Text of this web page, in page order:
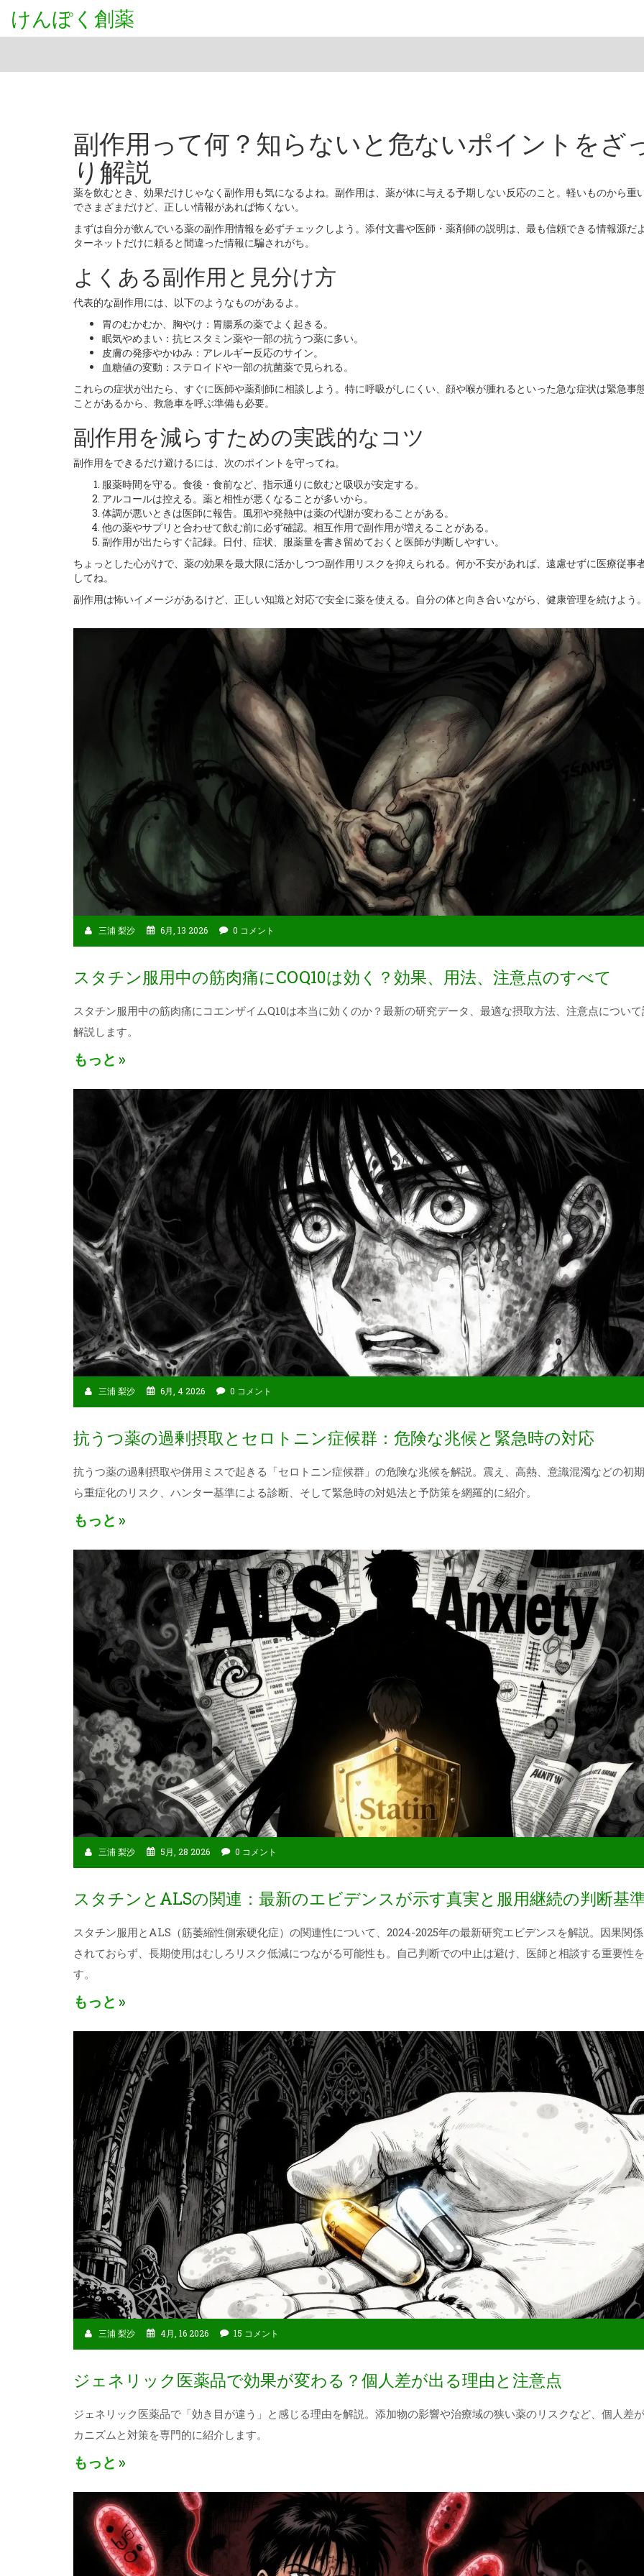
けんぽく創薬
副作用って何？知らないと危ないポイントをざ
り解説
薬を飲むとき、効果だけじゃなく副作用も気になるよね。副作用は、薬が体に与える予期しない反応のこと。軽いものから重
でさまざまだけど、正しい情報があれば怖くない。
まずは自分が飲んでいる薬の副作用情報を必ずチェックしよう。添付文書や医師・薬剤師の説明は、最も信頼できる情報源だ
ターネットだけに頼ると間違った情報に騙されがち。
よくある副作用と見分け方
代表的な副作用には、以下のようなものがあるよ。
胃のむかむか、胸やけ：胃腸系の薬でよく起きる。
眠気やめまい：抗ヒスタミン薬や一部の抗うつ薬に多い。
皮膚の発疹やかゆみ：アレルギー反応のサイン。
血糖値の変動：ステロイドや一部の抗菌薬で見られる。
これらの症状が出たら、すぐに医師や薬剤師に相談しよう。特に呼吸がしにくい、顔や喉が腫れるといった急な症状は緊急事
ことがあるから、救急車を呼ぶ準備も必要。
副作用を減らすための実践的なコツ
副作用をできるだけ避けるには、次のポイントを守ってね。
服薬時間を守る。食後・食前など、指示通りに飲むと吸収が安定する。
アルコールは控える。薬と相性が悪くなることが多いから。
体調が悪いときは医師に報告。風邪や発熱中は薬の代謝が変わることがある。
他の薬やサプリと合わせて飲む前に必ず確認。相互作用で副作用が増えることがある。
副作用が出たらすぐ記録。日付、症状、服薬量を書き留めておくと医師が判断しやすい。
ちょっとした心がけで、薬の効果を最大限に活かしつつ副作用リスクを抑えられる。何か不安があれば、遠慮せずに医療従事
してね。
副作用は怖いイメージがあるけど、正しい知識と対応で安全に薬を使える。自分の体と向き合いながら、健康管理を続けよう
三浦 梨沙 6月, 13 2026 0 コメント
スタチン服用中の筋肉痛にCOQ10は効く？効果、用法、注意点のすべて
スタチン服用中の筋肉痛にコエンザイムQ10は本当に効くのか？最新の研究データ、最適な摂取方法、注意点につい
解説します。
もっと
三浦 梨沙 6月, 4 2026 0 コメント
抗うつ薬の過剰摂取とセロトニン症候群：危険な兆候と緊急時の対応
抗うつ薬の過剰摂取や併用ミスで起きる「セロトニン症候群」の危険な兆候を解説。震え、高熱、意識混濁などの初
ら重症化のリスク、ハンター基準による診断、そして緊急時の対処法と予防策を網羅的に紹介。
もっと
三浦 梨沙 5月, 28 2026 0 コメント
スタチンとALSの関連：最新のエビデンスが示す真実と服用継続の判断基
スタチン服用とALS（筋萎縮性側索硬化症）の関連性について、2024-2025年の最新研究エビデンスを解説。因果関
されておらず、長期使用はむしろリスク低減につながる可能性も。自己判断での中止は避け、医師と相談する重要性
す。
もっと
三浦 梨沙 4月, 16 2026 15 コメント
ジェネリック医薬品で効果が変わる？個人差が出る理由と注意点
ジェネリック医薬品で「効き目が違う」と感じる理由を解説。添加物の影響や治療域の狭い薬のリスクなど、個人差
カニズムと対策を専門的に紹介します。
もっと